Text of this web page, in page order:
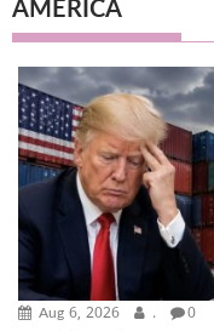
AMERICA
Aug 6, 2026 . 0